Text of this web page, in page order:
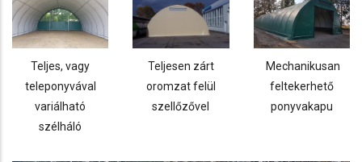
Teljes, vagy
teleponyvával
variálható
szélháló
Teljesen zárt
oromzat felül
szellőzővel
Mechanikusan
feltekerhető
ponyvakapu